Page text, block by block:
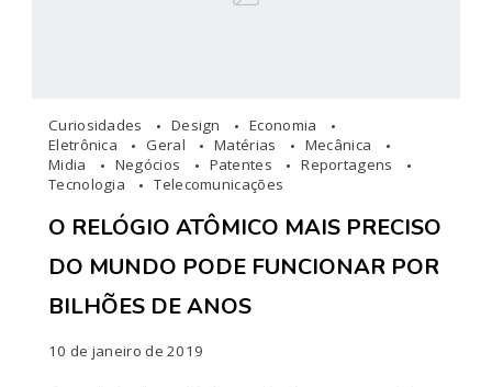
Curiosidades Design
Economia
Eletrônica
Geral Matérias
Mecânica
Midia
Negócios Patentes
Reportagens
Tecnologia
Telecomunicações
O RELÓGIO ATÔMICO MAIS PRECISO
DO MUNDO PODE FUNCIONAR POR
BILHÕES DE ANOS
10 de janeiro de 2019